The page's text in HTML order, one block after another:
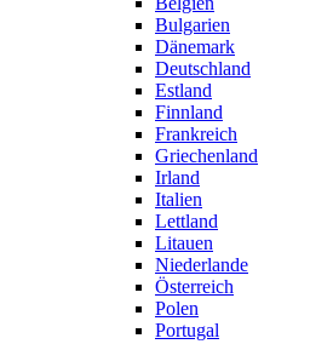
Bulgarien
Dänemark
Deutschland
Estland
Finnland
Frankreich
Griechenland
Irland
Italien
Lettland
Litauen
Niederlande
Österreich
Polen
Portugal